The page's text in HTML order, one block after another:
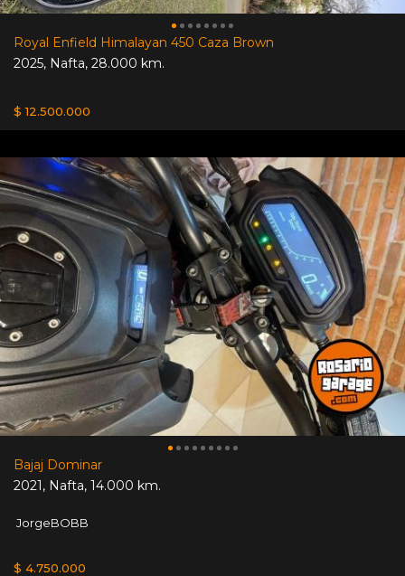
Royal Enfield Himalayan 450 Caza Brown
2025, Nafta, 28.000 km.
$ 12.500.000
Bajaj Dominar
2021, Nafta, 14.000 km.
JorgeBOBB
$ 4.750.000